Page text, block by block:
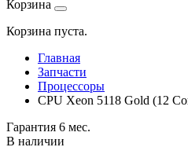
Корзина
Корзина пуста.
Главная
Запчасти
Процессоры
CPU Xeon 5118 Gold (12
Гарантия 6 мес.
В наличии